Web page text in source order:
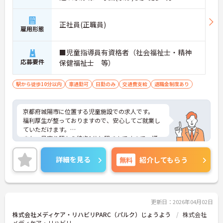
雇用形態 正社員(正職員)
応募要件
■児童指導員有資格者（社会福祉士・精神
保健福祉士 等）
駅から徒歩10分以内 車通勤可 日勤のみ 交通費支給 退職金制度あり
京都府城陽市に位置する児童施設での求人です。
福利厚生が整っておりますので、安心してご就業し
ていただけます。
また、最寄り駅から徒歩1分と駅チカですので、通
勤ラクラクです！
ご興味のある方は、お気軽にお問い合わせくださ
い。
詳細を見る 無料 紹介してもらう
更新日：2026年04月02日
株式会社メディケア・リハビリPARC（パルク）じょうよう
株式会社